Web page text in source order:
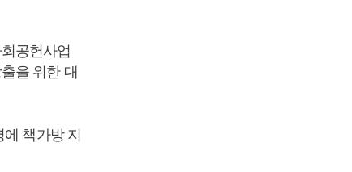
공헌사업
을 위한 대
책가방 지